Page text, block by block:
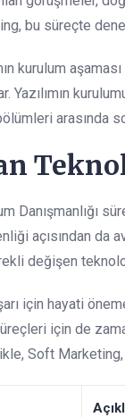
bu süreçte
kurulum
Yazılımın
arasında
Danışmanlığı
açısından da
değişen
için hayati
için de
Soft